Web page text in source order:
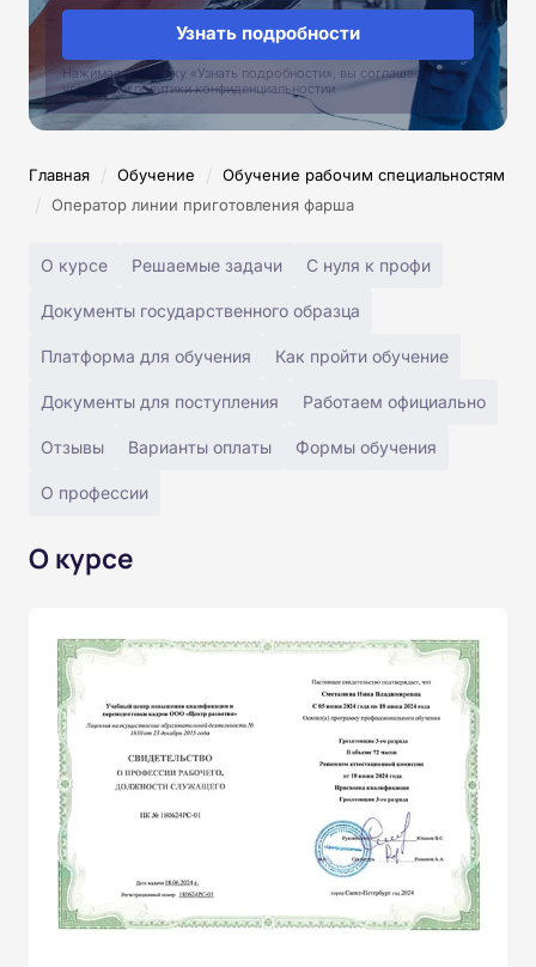
Узнать подробности
Нажимая на кнопку «Узнать подробности», вы соглашаетесь с
условиями политики конфиденциальностии
Главная / Обучение / Обучение рабочим специальностям
/ Оператор линии приготовления фарша
О курсе Решаемые задачи С нуля к профи
Документы государственного образца
Платформа для обучения Как пройти обучение
Документы для поступления Работаем официально
Отзывы Варианты оплаты Формы обучения
О профессии
О курсе